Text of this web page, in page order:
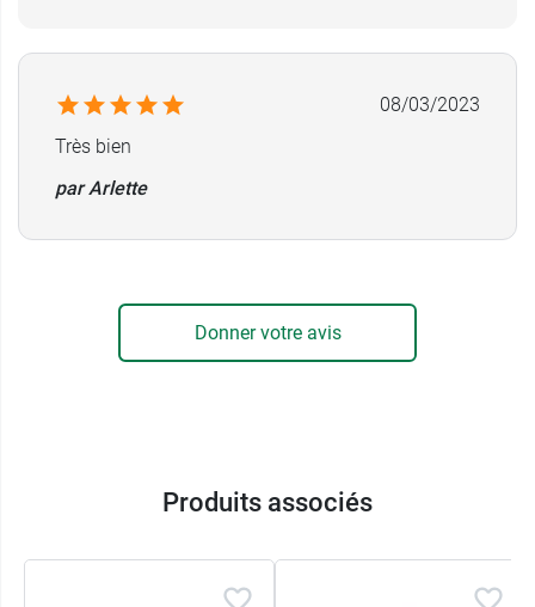
08/03/2023
Très bien
par Arlette
Donner votre avis
Produits associés